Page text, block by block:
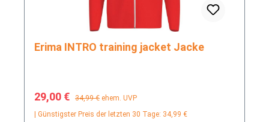
Erima INTRO training jacket Jacke
Verkaufspreis:
29,00 € Regulärer Preis:
34,99 € ehem. UVP
| Günstigster Preis der letzten 30 Tage: 34,99 €